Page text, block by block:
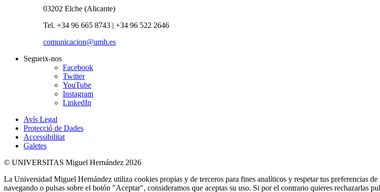
03202 Elche (Alicante)
Tel. +34 96 665 8743 | +34 96 522 2646
comunicacion@umh.es
Segueix-nos
Facebook
Twitter
YouTube
Instagram
LinkedIn
Avís Legal
Protecció de Dades
Accessibilitat
Galetes
© UNIVERSITAS Miguel Hernández 2026
La Universidad Miguel Hernández utiliza cookies propias y de terceros para fines analíticos y respetar tus preferencias de
navegando o pulsas sobre el botón "Aceptar", consideramos que aceptas su uso. Si por el contrario quieres rechazarlas